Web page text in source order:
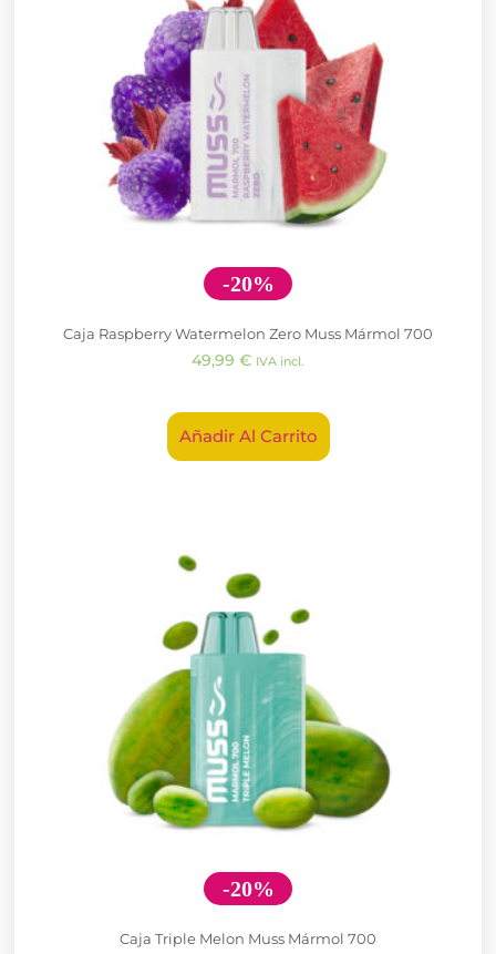
-20%
Caja Raspberry Watermelon Zero Muss Mármol 700
49,99 € IVA incl.
Añadir Al Carrito
-20%
Caja Triple Melon Muss Mármol 700